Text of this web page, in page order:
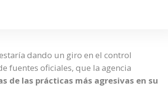
dando un giro en el control
fuentes oficiales, que la agencia
de las prácticas más agresivas en su